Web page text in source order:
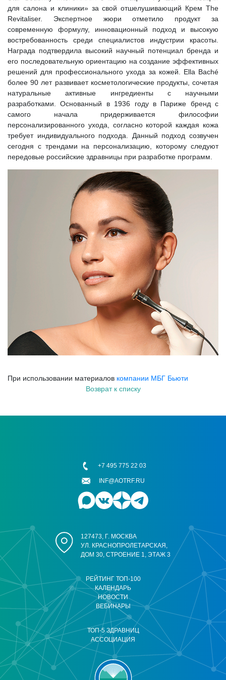
для салона и клиники» за свой отшелушивающий Крем The
Revitaliser. Экспертное жюри отметило продукт за
современную формулу, инновационный подход и высокую
востребованность среди специалистов индустрии красоты.
Награда подтвердила высокий научный потенциал бренда и
его последовательную ориентацию на создание эффективных
решений для профессионального ухода за кожей. Ella Baché
более 90 лет развивает косметологические продукты, сочетая
натуральные активные ингредиенты с научными
разработками. Основанный в 1936 году в Париже бренд с
самого начала придерживается философии
персонализированного ухода, согласно которой каждая кожа
требует индивидуального подхода. Данный подход созвучен
сегодня с трендами на персонализацию, которому следуют
передовые российские здравницы при разработке программ.
При использовании материалов компании МБГ Бьюти
Возврат к списку
РЕЙТИНГ ТОП-100
КАЛЕНДАРЬ
НОВОСТИ
ВЕБИНАРЫ
ТОП-5 ЗДРАВНИЦ
АССОЦИАЦИЯ
127473, Г. МОСКВА
УЛ. КРАСНОПРОЛЕТАРСКАЯ,
ДОМ 30, СТРОЕНИЕ 1, ЭТАЖ 3
+7 495 775 22 03
INF@AOTRF.RU